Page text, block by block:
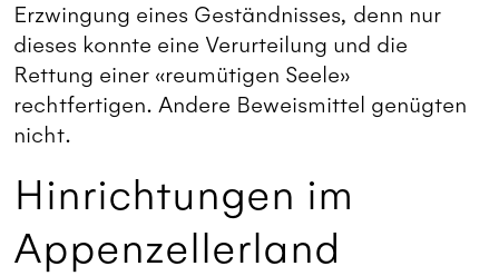
Erzwingung eines Geständnisses, denn nur
dieses konnte eine Verurteilung und die
Rettung einer «reumütigen Seele»
rechtfertigen. Andere Beweismittel genügten
nicht.
Hinrichtungen im
Appenzellerland